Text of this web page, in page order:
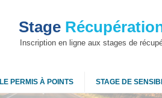
Stage
Inscription en ligne aux stages de
LE PERMIS À POINTS STAGE DE